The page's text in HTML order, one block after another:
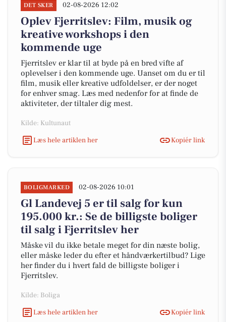
DET SKER 02-08-2026 12:02
Oplev Fjerritslev: Film, musik og
kreative workshops i den
kommende uge
Fjerritslev er klar til at byde på en bred vifte af
oplevelser i den kommende uge. Uanset om du er til
film, musik eller kreative udfoldelser, er der noget
for enhver smag. Læs med nedenfor for at finde de
aktiviteter, der tiltaler dig mest.
Kilde: Kultunaut
Læs hele artiklen her
Kopiér link
BOLIGMARKED 02-08-2026 10:01
Gl Landevej 5 er til salg for kun
195.000 kr.: Se de billigste boliger
til salg i Fjerritslev her
Måske vil du ikke betale meget for din næste bolig,
eller måske leder du efter et håndværkertilbud? Lige
her finder du i hvert fald de billigste boliger i
Fjerritslev.
Kilde: Boliga
Læs hele artiklen her
Kopiér link